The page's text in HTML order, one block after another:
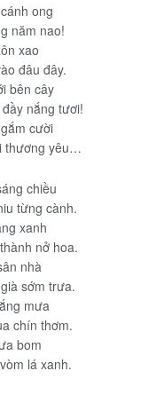
ong
năm nao!
xao
đâu đây.
bên cây
nắng tươi!
cười
thương yêu…
chiều
từng cành.
xanh
nở hoa.
nhà
sớm trưa.
mưa
chín thơm.
bom
lá xanh.